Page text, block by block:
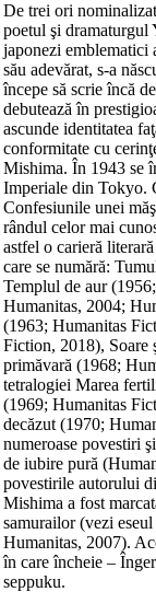
De trei ori
poetul şi
japonezi emblematici
său adevărat, s-a
începe să scrie încă
debutează în
ascunde identitatea
conformitate cu
Mishima. În 1943 se
Imperiale din Tokyo.
Confesiunile unei
rândul celor mai
astfel o carieră
care se numără:
Templul de aur
Humanitas, 2004;
(1963; Humanitas
Fiction, 2018), Soare
primăvară (1968;
tetralogiei Marea
(1969; Humanitas
decăzut (1970;
numeroase povestiri
de iubire pură
povestirile autorului
Mishima a fost
samurailor (vezi
Humanitas, 2007).
în care încheie –
seppuku.